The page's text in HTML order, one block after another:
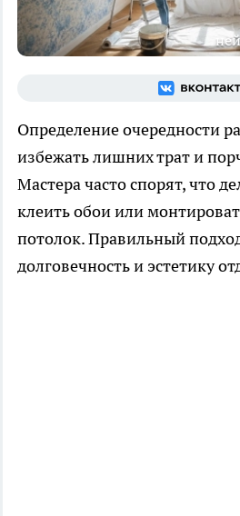
Определение очередности
избежать лишних трат и
Мастера часто спорят, что
клеить обои или
потолок. Правильный
долговечность и эстетику